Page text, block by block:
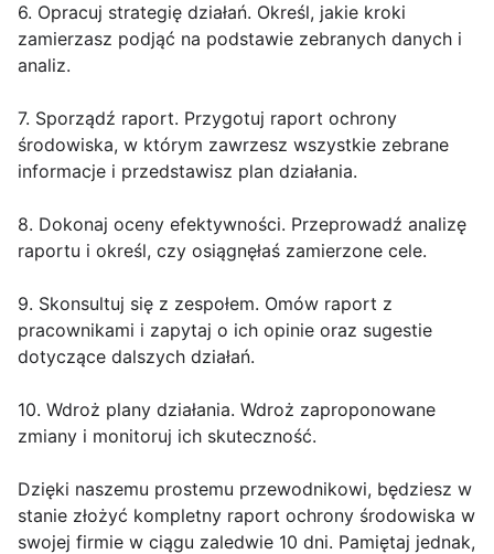
6. Opracuj strategię działań. Określ, jakie kroki
zamierzasz podjąć na podstawie zebranych danych i
analiz.
7. Sporządź raport. Przygotuj raport ochrony
środowiska, w którym zawrzesz wszystkie zebrane
informacje i przedstawisz plan działania.
8. Dokonaj oceny efektywności. Przeprowadź analizę
raportu i określ, czy osiągnęłaś zamierzone cele.
9. Skonsultuj się z zespołem. Omów raport z
pracownikami i zapytaj o ich opinie oraz sugestie
dotyczące dalszych działań.
10. Wdroż plany działania. Wdroż zaproponowane
zmiany i monitoruj ich skuteczność.
Dzięki naszemu prostemu przewodnikowi, będziesz w
stanie złożyć kompletny raport ochrony środowiska w
swojej firmie w ciągu zaledwie 10 dni. Pamiętaj jednak,